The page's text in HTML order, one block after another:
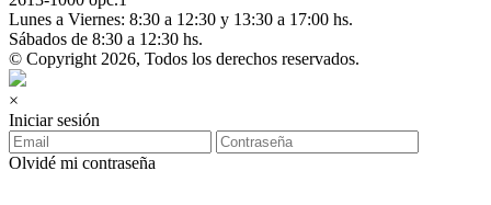
Lunes a Viernes: 8:30 a 12:30 y 13:30 a 17:00 hs.
Sábados de 8:30 a 12:30 hs.
© Copyright 2026, Todos los derechos reservados.
×
Iniciar sesión
Olvidé mi contraseña